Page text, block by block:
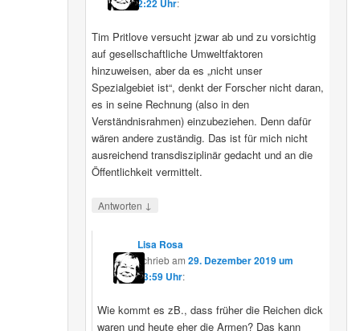
12:22 Uhr
Tim Pritlove versucht jzwar ab und zu vorsichtig
auf gesellschaftliche Umweltfaktoren
hinzuweisen, aber da es „nicht unser
Spezialgebiet ist“, denkt der Forscher nicht daran,
es in seine Rechnung (also in den
Verständnisrahmen) einzubeziehen. Denn dafür
wären andere zuständig. Das ist für mich nicht
ausreichend transdisziplinär gedacht und an die
Öffentlichkeit vermittelt.
Antworten ↓
Lisa Rosa
schriebam29. Dezember 2019 um
13:59 Uhr:
Wie kommt es zB., dass früher die Reichen dick
waren und heute eher die Armen? Das kann